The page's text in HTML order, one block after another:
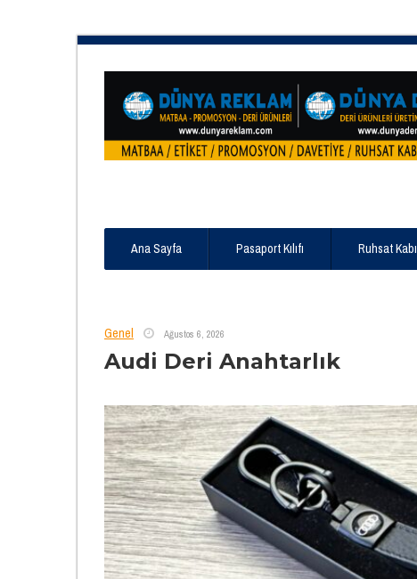
Ana Sayfa Pasaport Kılıfı Ruhsat Kabı
Genel Ağustos 6, 2026
Audi Deri Anahtarlık